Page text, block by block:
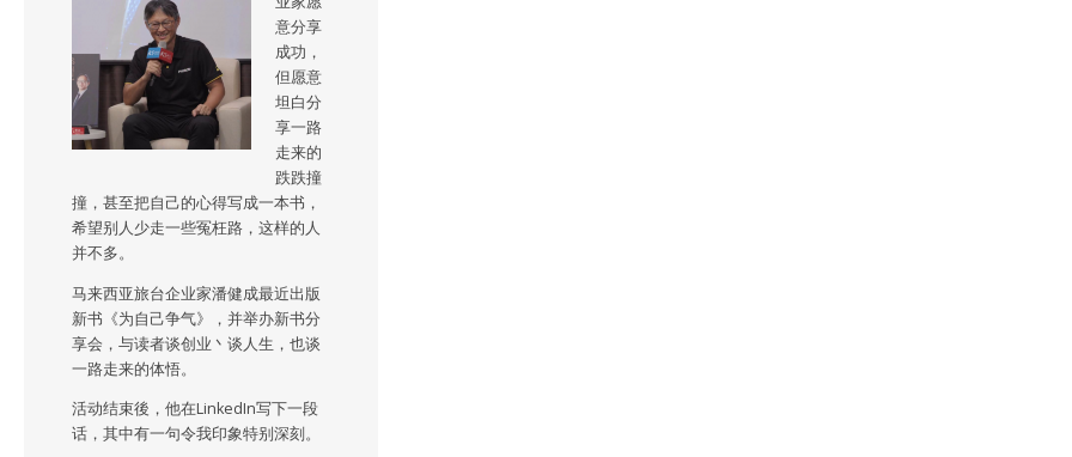
意分享
成功，
但愿意
坦白分
享一路
走来的
跌跌撞
撞，甚至把自己的心得写成一本书，
希望别人少走一些冤枉路，这样的人
并不多。
马来西亚旅台企业家潘健成最近出版
新书《为自己争气》，并举办新书分
享会，与读者谈创业丶谈人生，也谈
一路走来的体悟。
活动结束後，他在LinkedIn写下一段
话，其中有一句令我印象特别深刻。